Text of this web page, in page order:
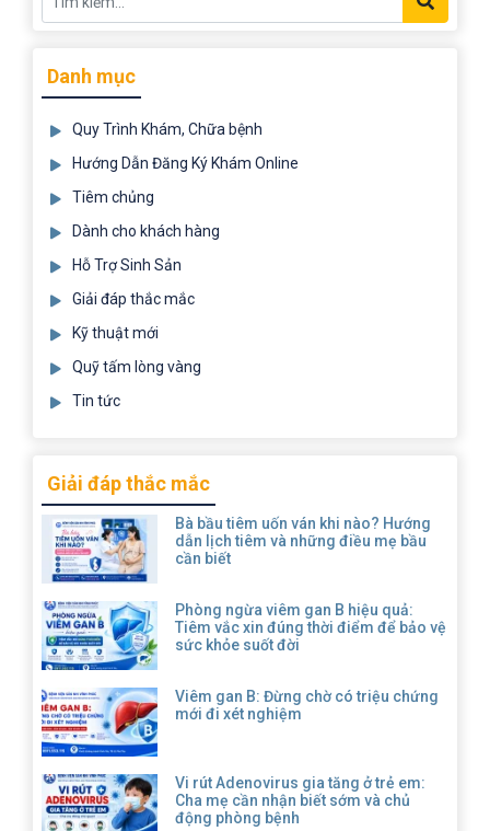
Danh mục
Quy Trình Khám, Chữa bệnh
Hướng Dẫn Đăng Ký Khám Online
Tiêm chủng
Dành cho khách hàng
Hỗ Trợ Sinh Sản
Giải đáp thắc mắc
Kỹ thuật mới
Quỹ tấm lòng vàng
Tin tức
Giải đáp thắc mắc
Bà bầu tiêm uốn ván khi nào? Hướng
dẫn lịch tiêm và những điều mẹ bầu
cần biết
Phòng ngừa viêm gan B hiệu quả:
Tiêm vắc xin đúng thời điểm để bảo vệ
sức khỏe suốt đời
Viêm gan B: Đừng chờ có triệu chứng
mới đi xét nghiệm
Vi rút Adenovirus gia tăng ở trẻ em:
Cha mẹ cần nhận biết sớm và chủ
động phòng bệnh